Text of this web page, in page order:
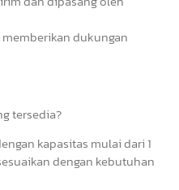
memberikan dukungan
tersedia?
kapasitas mulai dari 1
dengan kebutuhan